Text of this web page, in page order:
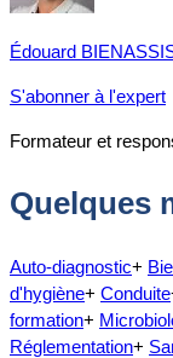
Édouard
S'abonner à l'expert
Formateur et
Quelques
Auto-diagnostic+
d'hygiène+ Conduite
formation+
Réglementation+